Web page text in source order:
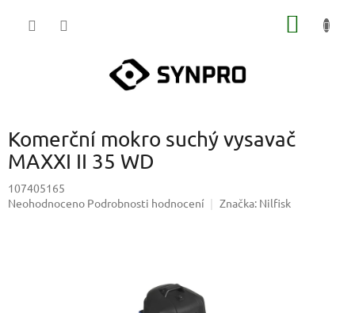
Komerční mokro suchý vysavač
MAXXI II 35 WD
107405165
Průměrné
Neohodnoceno Podrobnosti hodnocení Značka: Nilfisk